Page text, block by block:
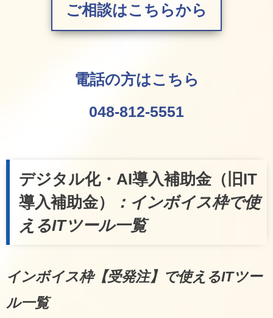
ご相談はこちらから
電話の方はこちら
048-812-5551
デジタル化・AI導入補助金（旧IT
導入補助金）
：インボイス枠で使
えるITツール一覧
インボイス枠【受発注】で使えるITツー
ル一覧